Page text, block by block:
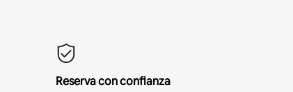
Reserva con confianza